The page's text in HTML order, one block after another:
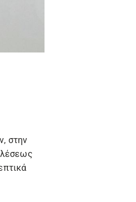
στην